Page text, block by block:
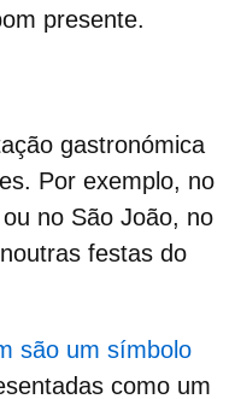
presente.
gastronómica
Por exemplo, no
no São João, no
festas do
são um símbolo
como um